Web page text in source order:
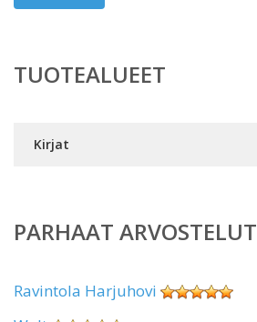
TUOTEALUEET
Kirjat
PARHAAT ARVOSTELUT
Ravintola Harjuhovi